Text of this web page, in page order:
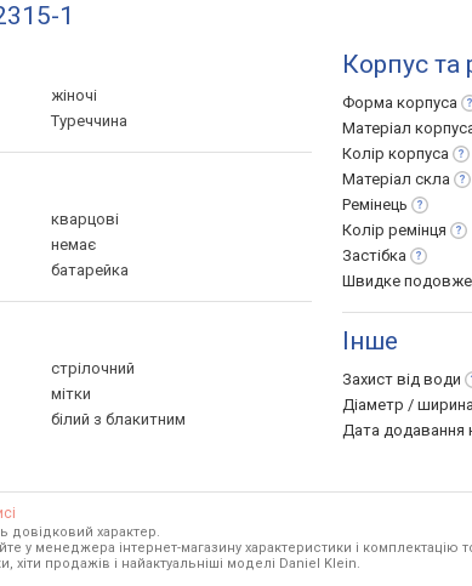
1
жіночі
Туреччина
кварцові
немає
батарейка
стрілочний
мітки
білий з блакитним
Корпус та
Форма корпуса
Матеріал
Колір корпуса
Матеріал скла
Ремінець
Колір ремінця
Застібка
Швидке
Інше
Захист від води
Діаметр / ширина
Дата додавання
довідковий характер.
у менеджера інтернет-магазину характеристики і комплектацію
хіти продажів і найактуальніші моделі Daniel Klein.